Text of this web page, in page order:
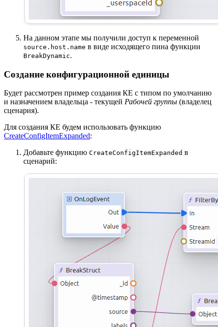
На данном этапе мы получили доступ к переменной
source.host.name в виде исходящего пина функции
BreakDynamic.
Создание конфигурационной единицы
Будет рассмотрен пример создания КЕ с типом по умолчанию
и назначением владельца - текущей Рабочей группы (владелец
сценария).
Для создания КЕ будем использовать функцию
CreateConfigItemExpanded:
Добавьте функцию CreateConfigItemExpanded в
сценарий: